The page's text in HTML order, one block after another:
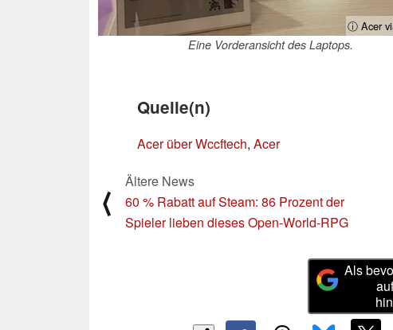
ⓘ Acer
Eine Vorderansicht des Laptops.
Quelle(n)
Acer über Wccftech, Acer
⟨
Ältere News
60 % Rabatt auf Steam: 86 Prozent der
Spieler lieben dieses Open-World-RPG
Als